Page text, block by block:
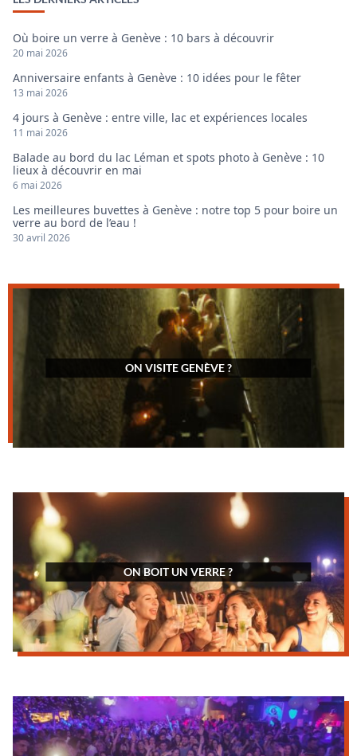
Où boire un verre à Genève : 10 bars à découvrir
20 mai 2026
Anniversaire enfants à Genève : 10 idées pour le fêter
13 mai 2026
4 jours à Genève : entre ville, lac et expériences locales
11 mai 2026
Balade au bord du lac Léman et spots photo à Genève : 10
lieux à découvrir en mai
6 mai 2026
Les meilleures buvettes à Genève : notre top 5 pour boire un
verre au bord de l’eau !
30 avril 2026
ON VISITE GENÈVE ?
ON BOIT UN VERRE ?